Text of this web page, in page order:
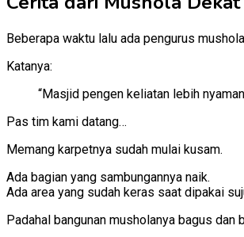
Beberapa waktu lalu ada pengurus
Katanya:
“Masjid pengen keliatan lebih
Pas tim kami datang…
Memang karpetnya sudah mulai kusam.
Ada bagian yang sambungannya naik.
Ada area yang sudah keras saat dipakai
Padahal bangunan musholanya bagus dan